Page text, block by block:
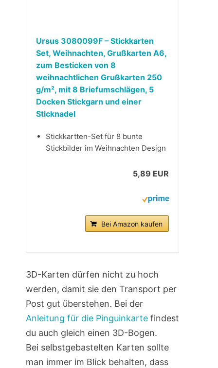
Ursus 3080099F – Stickkarten
Set, Weihnachten, Grußkarten A6,
zum Besticken von 8
weihnachtlichen Grußkarten 250
g/m², mit 8 Briefumschlägen, 5
Docken Stickgarn und einer
Sticknadel
Stickkartten-Set für 8 bunte
Stickbilder im Weihnachten Design
5,89 EUR
Bei Amazon kaufen
3D-Karten dürfen nicht zu hoch
werden, damit sie den Transport per
Post gut überstehen. Bei der
Anleitung für die Pinguinkartefindest
du auch gleich einen 3D-Bogen.
Bei selbstgebastelten Karten sollte
man immer im Blick behalten, dass